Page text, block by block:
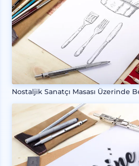
Nostaljik Sanatçı Masası Üzerinde